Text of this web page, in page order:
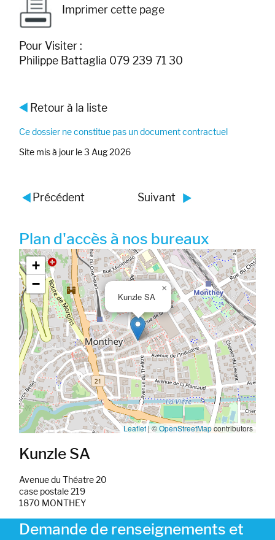
Imprimer cette page
Pour Visiter :
Philippe Battaglia 079 239 71 30
Retour à la liste
Ce dossier ne constitue pas un document contractuel
Site mis à jour le 3 Aug 2026
Précédent Suivant
Plan d'accès à nos bureaux
Google map_canvas_agence
Kunzle SA
×
+
−
Leaflet|©OpenStreetMapcontributors
Kunzle SA
Avenue du Théatre 20
case postale 219
1870 MONTHEY
Demande de renseignements et